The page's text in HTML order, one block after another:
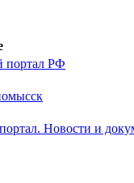
портал РФ
Новости и